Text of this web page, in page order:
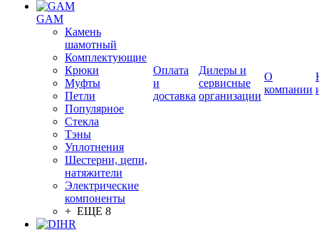
GAM
Камень
шамотный
Комплектующие
Крюки
Муфты
Петли
Популярное
Стекла
Тэны
Уплотнения
Шестерни, цепи,
натяжители
Электрические
компоненты
+ ЕЩЕ 8
Оплата
и
доставка
Дилеры и
сервисные
организации
О
компании